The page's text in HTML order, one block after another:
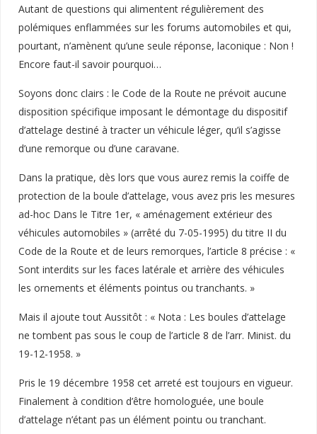
Autant de questions qui alimentent régulièrement des
polémiques enflammées sur les forums automobiles et qui,
pourtant, n’amènent qu’une seule réponse, laconique : Non !
Encore faut-il savoir pourquoi…
Soyons donc clairs : le Code de la Route ne prévoit aucune
disposition spécifique imposant le démontage du dispositif
d’attelage destiné à tracter un véhicule léger, qu’il s’agisse
d’une remorque ou d’une caravane.
Dans la pratique, dès lors que vous aurez remis la coiffe de
protection de la boule d’attelage, vous avez pris les mesures
ad-hoc Dans le Titre 1er, « aménagement extérieur des
véhicules automobiles » (arrêté du 7-05-1995) du titre II du
Code de la Route et de leurs remorques, l’article 8 précise : «
Sont interdits sur les faces latérale et arrière des véhicules
les ornements et éléments pointus ou tranchants. »
Mais il ajoute tout Aussitôt : « Nota : Les boules d’attelage
ne tombent pas sous le coup de l’article 8 de l’arr. Minist. du
19-12-1958. »
Pris le 19 décembre 1958 cet arreté est toujours en vigueur.
Finalement à condition d’être homologuée, une boule
d’attelage n’étant pas un élément pointu ou tranchant.